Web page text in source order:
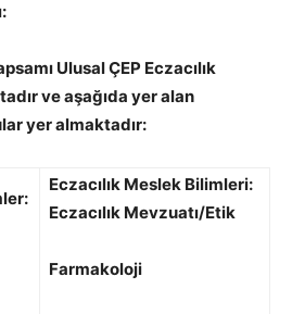
Ulusal ÇEP Eczacılık
ve aşağıda yer alan
yer almaktadır:
Eczacılık Meslek Bilimleri:
Eczacılık Mevzuatı/Etik
Farmakoloji